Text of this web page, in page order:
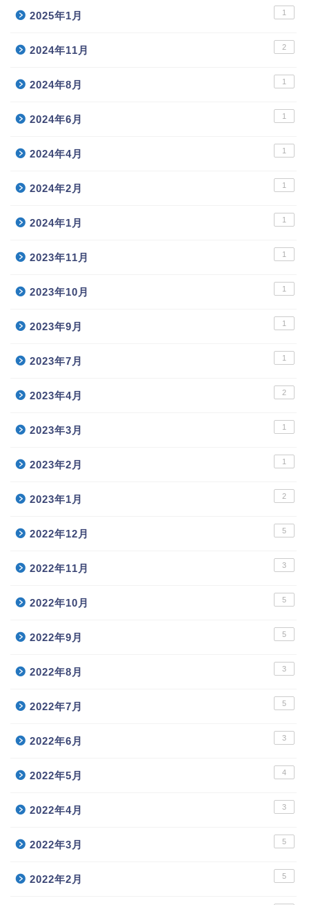
2025年1月 1
2024年11月 2
2024年8月 1
2024年6月 1
2024年4月 1
2024年2月 1
2024年1月 1
2023年11月 1
2023年10月 1
2023年9月 1
2023年7月 1
2023年4月 2
2023年3月 1
2023年2月 1
2023年1月 2
2022年12月 5
2022年11月 3
2022年10月 5
2022年9月 5
2022年8月 3
2022年7月 5
2022年6月 3
2022年5月 4
2022年4月 3
2022年3月 5
2022年2月 5